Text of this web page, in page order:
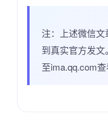
注：上述微信
到真实官方发
至ima.qq.com查